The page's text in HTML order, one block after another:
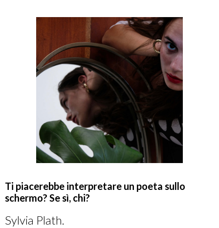
Ti piacerebbe interpretare un poeta sullo
schermo? Se sì, chi?
Sylvia Plath.